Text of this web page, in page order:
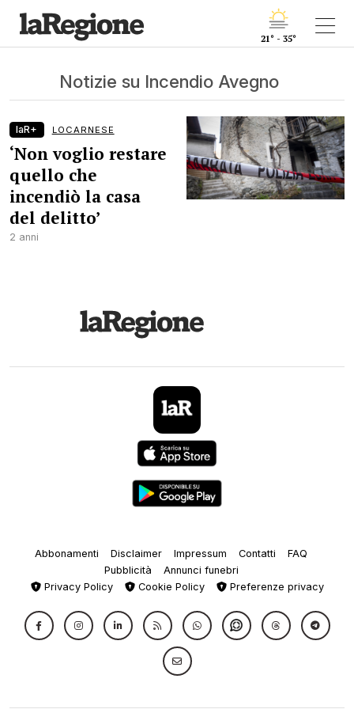
21° - 35°
Notizie su Incendio Avegno
laR+ LOCARNESE
‘Non voglio restare
quello che
incendiò la casa
del delitto’
2 anni
Abbonamenti Disclaimer Impressum Contatti
FAQ
Pubblicità
Annunci funebri
Privacy Policy
Cookie Policy Preferenze privacy